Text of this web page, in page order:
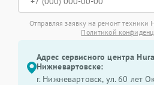
Отправляя заявку на ремонт техники
Политикой
Адрес сервисного центра
Нижневартовске:
г. Нижневартовск, ул. 60 лет